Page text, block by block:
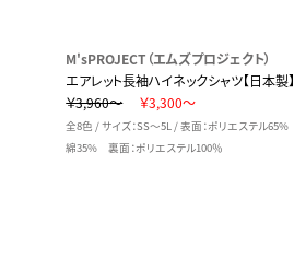
M'sPROJECT（エムズプロジェクト）
エアレット長袖ハイネックシャツ【日本製】
￥3,960～
￥3,300～
全8色 / サイズ：SS～5L / 表面：ポリエステル65%
綿35% 裏面：ポリエステル100％